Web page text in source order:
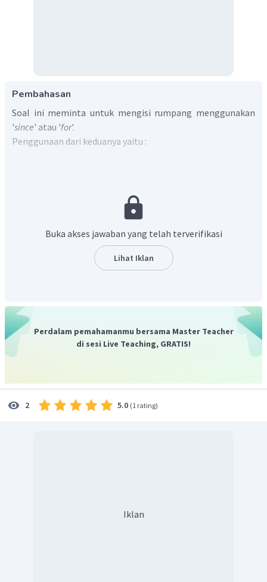
Pembahasan
Soal ini meminta untuk mengisi rumpang menggunakan
'since' atau 'for'.
Penggunaan dari keduanya yaitu :
diikuti dengan keterangan waktu secara spesifik.
(selama) : digunakan untuk menunjukkan periode
Arti dari kalimat pada soal adalah "Riana ada di rumah Dita.
Dia telah berada di sana ____ jam 9."
demikian, kalimat pada soal menjadi "
Riana is in Dita's
house. She has been there since 9 o'clock
" (Riana ada di
rumah Dita. Dia sudah ada di sana sejak jam 9 malam).
Jadi, jawaban yang tepat adalahsince.
Buka akses jawaban yang telah terverifikasi
Lihat Iklan
Perdalam pemahamanmu bersama Master Teacher
di sesi Live Teaching, GRATIS!
2 5.0 (1 rating)
Iklan